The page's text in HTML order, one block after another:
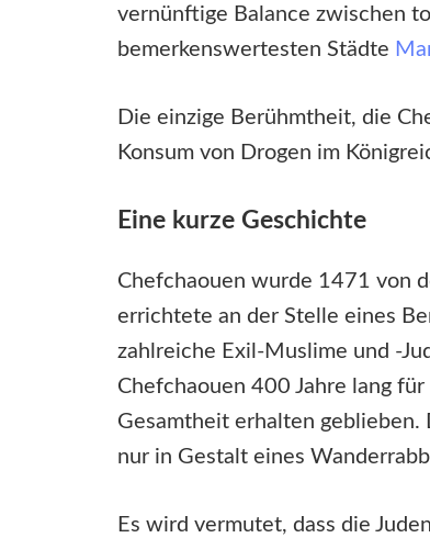
vernünftige Balance zwischen
bemerkenswertesten Städte
Die einzige Berühmtheit, die
Konsum von Drogen im
Eine kurze Geschichte
Chefchaouen wurde 1471 von
errichtete an der Stelle eines
zahlreiche Exil-Muslime und -
Chefchaouen 400 Jahre lang
Gesamtheit erhalten geblieben.
nur in Gestalt eines
Es wird vermutet, dass die